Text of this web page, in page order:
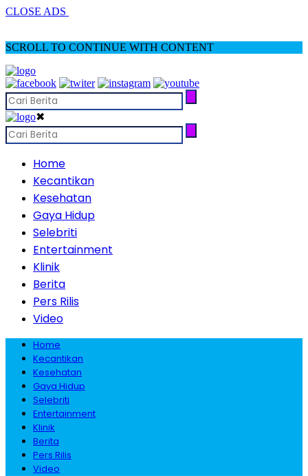
CLOSE ADS
SCROLL TO CONTINUE WITH CONTENT
✖
Home
Kecantikan
Kesehatan
Gaya Hidup
Selebriti
Entertainment
Klinik
Berita
Pers Rilis
Video
Home
Kecantikan
Kesehatan
Gaya Hidup
Selebriti
Entertainment
Klinik
Berita
Pers Rilis
Video